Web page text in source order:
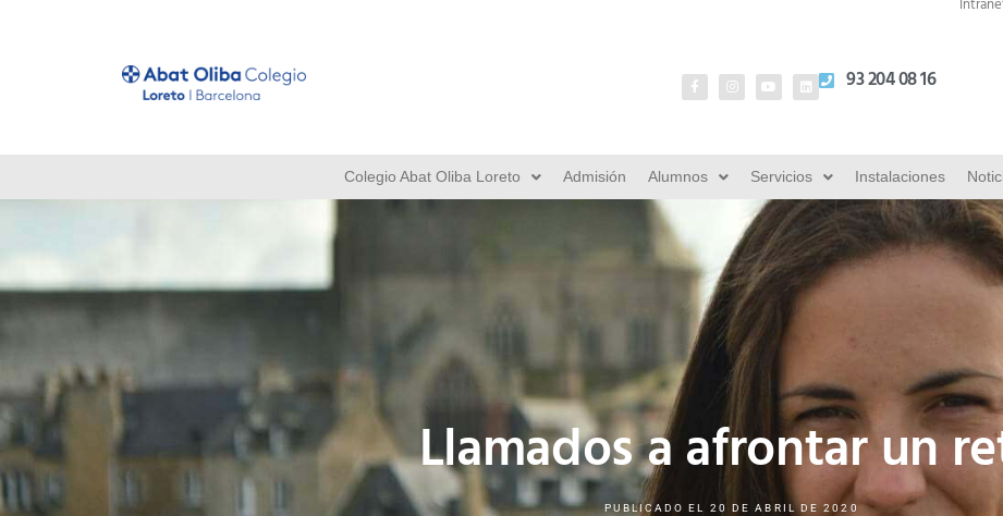
93 204 08 16
Colegio Abat Oliba Loreto Admisión Alumnos Servicios Instalaciones
Llamados a afrontar un
PUBLICADO EL 20 DE ABRIL DE 2020